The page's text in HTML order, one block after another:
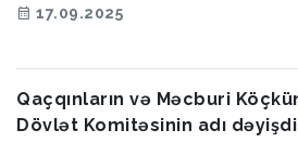
17.09.2025
Qaçqınların və Məcburi
Dövlət Komitəsinin adı